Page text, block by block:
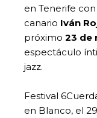
en Tenerife
canario Iván
próximo 23 de
espectáculo
jazz.
Festival
en Blanco, el